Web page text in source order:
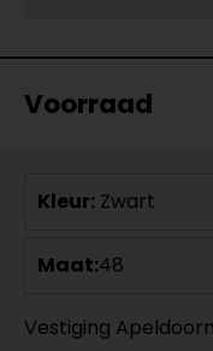
Voorraad
Kleur: Zwart
Maat:48
Vestiging Apeldoorn